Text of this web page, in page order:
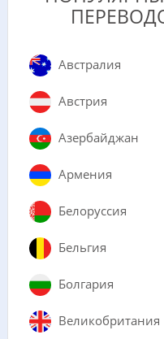
Австралия
Австрия
Азербайджан
Армения
Белоруссия
Бельгия
Болгария
Великобритания